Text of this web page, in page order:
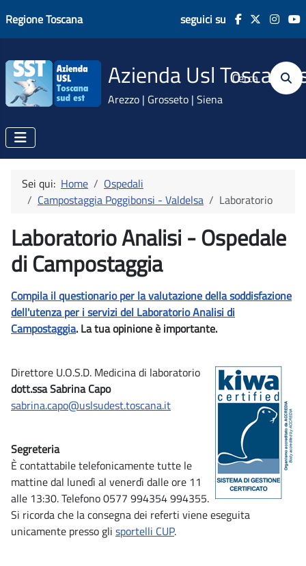
Regione Toscana seguici su
Azienda Usl Toscana
Arezzo | Grosseto | Siena
Cerca
Sei qui: Home
Ospedali
Campostaggia Poggibonsi - Valdelsa
Laboratorio
Laboratorio Analisi - Ospedale
di Campostaggia
Compila il questionario per la valutazione della soddisfazione
dell'utenza per i servizi del Laboratorio Analisi di
Campostaggia. La tua opinione è importante.
Direttore U.O.S.D. Medicina di laboratorio
dott.ssa Sabrina Capo
sabrina.capo@uslsudest.toscana.it
Segreteria
È contattabile telefonicamente tutte le
mattine dal lunedì al venerdì dalle ore 11
alle 13:30. Telefono 0577 994354 994355.
Si ricorda che la consegna dei referti viene eseguita
unicamente presso gli sportelli CUP.